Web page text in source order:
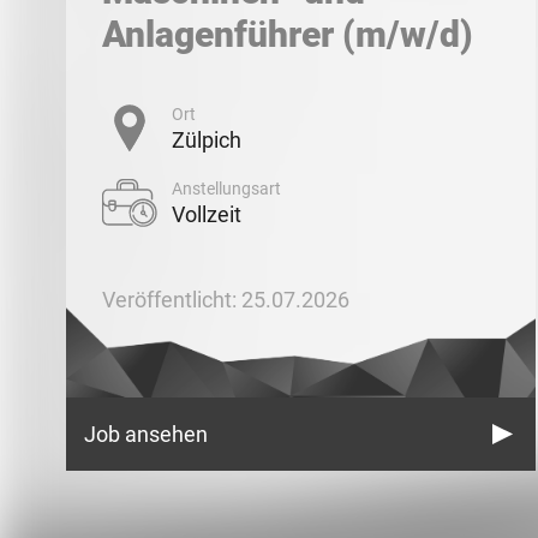
Anlagenführer (m/w/d)
Ort
Zülpich
Anstellungsart
Vollzeit
Veröffentlicht: 25.07.2026
Job ansehen